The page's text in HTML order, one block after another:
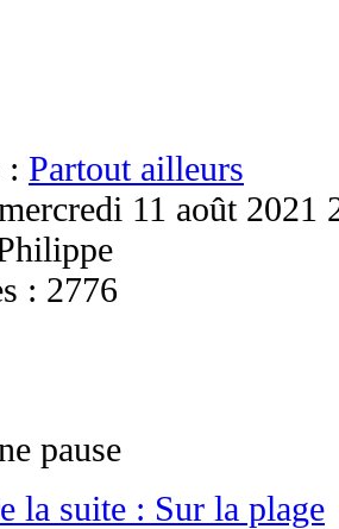
: Partout ailleurs
11 août 2021
: 2776
pause
la suite : Sur la plage